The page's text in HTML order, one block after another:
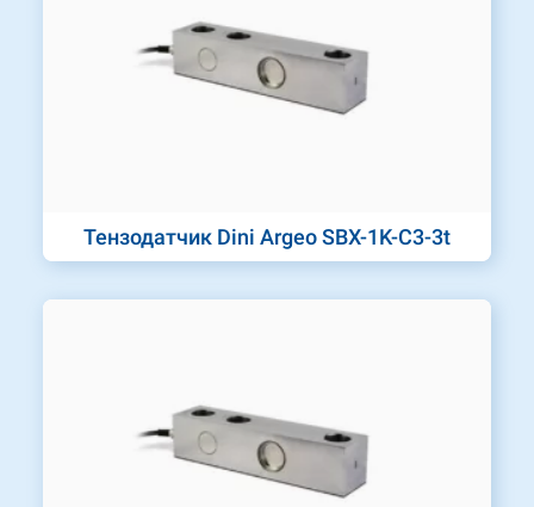
Тензодатчик Dini Argeo SBX-1K-C3-3t